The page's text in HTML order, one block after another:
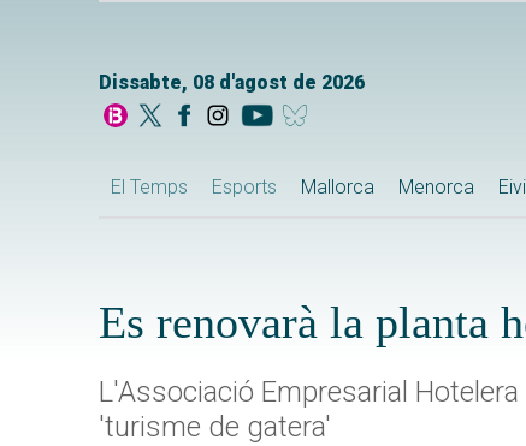
Dissabte, 08 d'agost de 2026
El Temps Esports Mallorca Menorca
Es renovarà la planta
L'Associació Empresarial
'turisme de gatera'